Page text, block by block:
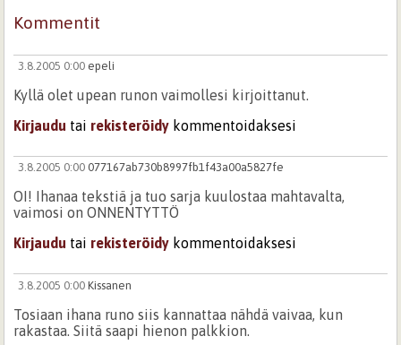
Kommentit
3.8.2005 0:00 epeli
Kyllä olet upean runon vaimollesi kirjoittanut.
Kirjaudu tai rekisteröidy kommentoidaksesi
3.8.2005 0:00 077167ab730b8997fb1f43a00a5827fe
OI! Ihanaa tekstiä ja tuo sarja kuulostaa mahtavalta,
vaimosi on ONNENTYTTÖ
Kirjaudu tai rekisteröidy kommentoidaksesi
3.8.2005 0:00 Kissanen
Tosiaan ihana runo siis kannattaa nähdä vaivaa, kun
rakastaa. Siitä saapi hienon palkkion.